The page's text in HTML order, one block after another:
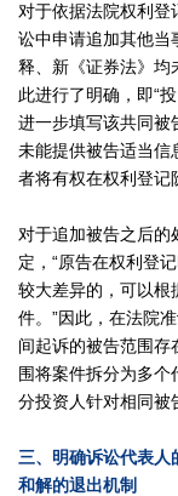
对于依据法院权利
讼中申请追加其他当
释、新《证券法》均
此进行了明确，即“
进一步填写该共同被
未能提供被告适当信
者将有权在权利登记
对于追加被告之后
定，“原告在权利登
较大差异的，可以根
件。”因此，在法院
间起诉的被告范围
围将案件拆分为多
分投资人针对相同被
三、明确诉讼代表
和解的退出机制